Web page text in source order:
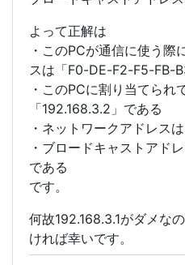
よって正解は
・このPCが通信に使う際
スは「F0-DE-F2-F5-FB-
・このPCに割り当てられ
「192.168.3.2」である
・ネットワークアドレス
・ブロードキャストアド
である
です。
何故192.168.3.1がダメな
ければ幸いです。